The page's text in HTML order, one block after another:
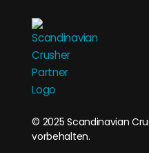
© 2025 Scandinavian
vorbehalten.